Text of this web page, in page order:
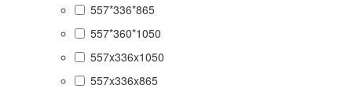
557*336*865
557*360*1050
557x336x1050
557x336x865